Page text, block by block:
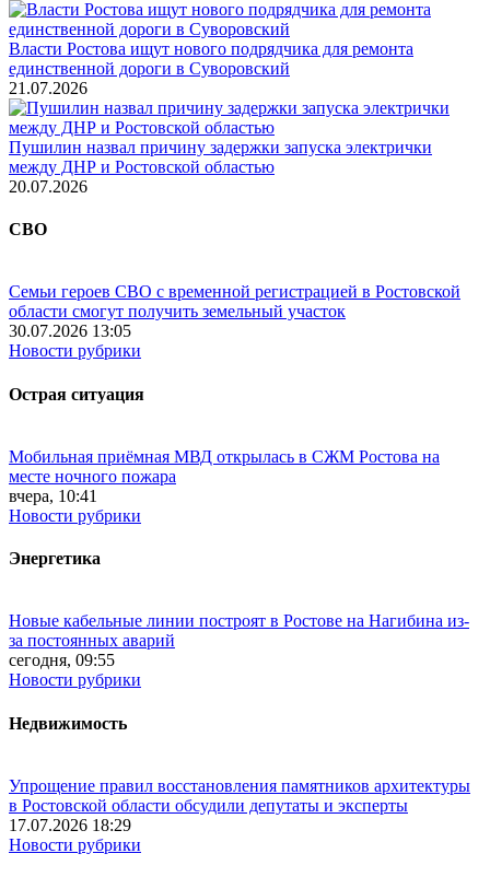
Власти Ростова ищут нового подрядчика для ремонта
единственной дороги в Суворовский
21.07.2026
Пушилин назвал причину задержки запуска электрички
между ДНР и Ростовской областью
20.07.2026
СВО
Семьи героев СВО с временной регистрацией в Ростовской
области смогут получить земельный участок
30.07.2026 13:05
Новости рубрики
Острая ситуация
Мобильная приёмная МВД открылась в СЖМ Ростова на
месте ночного пожара
вчера, 10:41
Новости рубрики
Энергетика
Новые кабельные линии построят в Ростове на Нагибина из-
за постоянных аварий
сегодня, 09:55
Новости рубрики
Недвижимость
Упрощение правил восстановления памятников архитектуры
в Ростовской области обсудили депутаты и эксперты
17.07.2026 18:29
Новости рубрики